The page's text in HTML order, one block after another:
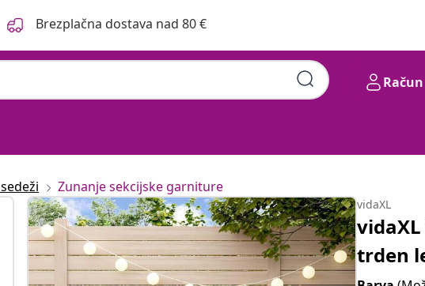
Brezplačna dostava nad 80 €
Račun
Zunanje sekcijske garniture
vidaXL
trden